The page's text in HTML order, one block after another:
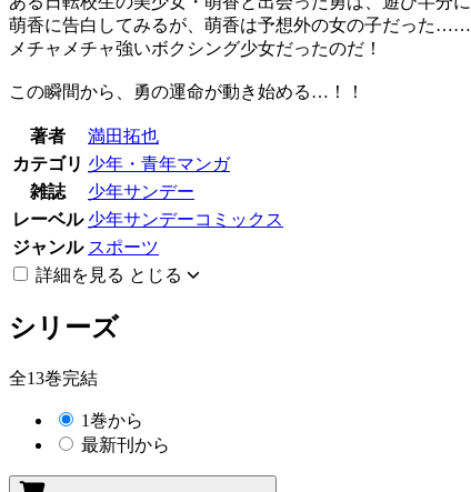
萌香に告白してみるが、萌香は予想外の女の子だった……
メチャメチャ強いボクシング少女だったのだ！
この瞬間から、勇の運命が動き始める…！！
著者
満田拓也
カテゴリ 少年・青年マンガ
雑誌
少年サンデー
レーベル 少年サンデーコミックス
ジャンル スポーツ
詳細を見る とじる
シリーズ
全13巻完結
1巻から
最新刊から